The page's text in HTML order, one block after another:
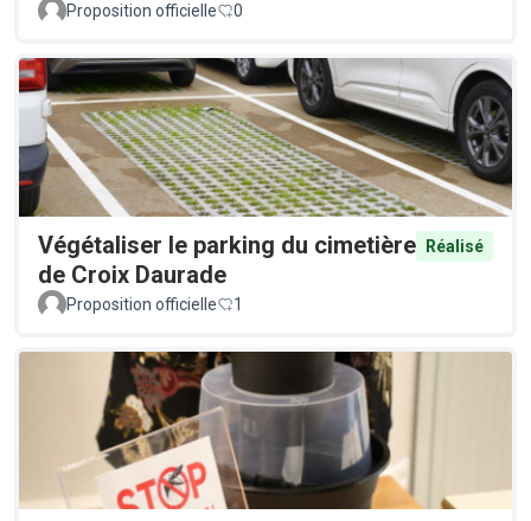
Proposition officielle 0
Végétaliser le parking du cimetière
de Croix Daurade
Réalisé
Proposition officielle 1